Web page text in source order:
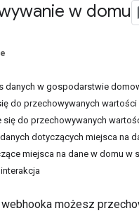
w domu
danych w gospodarstwie
do przechowywanych
się do przechowywanych
dotyczących miejsca na
miejsca na dane w domu w
webhooka możesz